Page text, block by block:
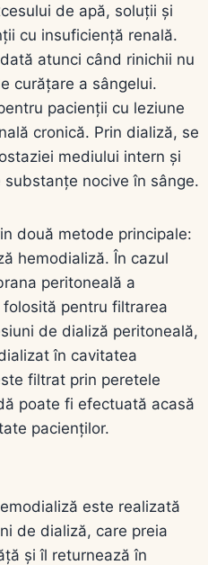
de apă, soluții și
cu insuficiență renală.
atunci când rinichii nu
curățare a sângelui.
pacienții cu leziune
cronică. Prin dializă, se
mediului intern și
nocive în sânge.
două metode principale:
hemodializă. În cazul
peritoneală a
pentru filtrarea
de dializă peritoneală,
în cavitatea
filtrat prin peretele
poate fi efectuată acasă
pacienților.
este realizată
de dializă, care preia
și îl returnează în